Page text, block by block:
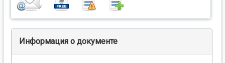
Информация о документе